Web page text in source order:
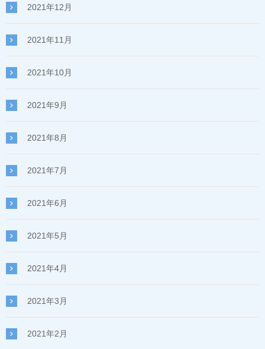
2021年12月
2021年11月
2021年10月
2021年9月
2021年8月
2021年7月
2021年6月
2021年5月
2021年4月
2021年3月
2021年2月